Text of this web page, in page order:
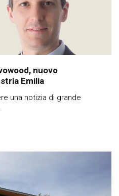
nuovo
Emilia
una notizia di grande